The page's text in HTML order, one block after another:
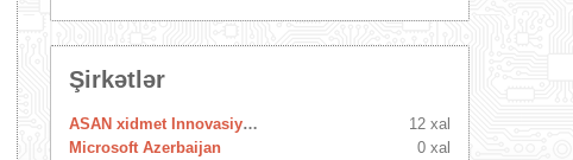
Şirkətlər
ASAN xidmet Innovasiya Mərkəzi
12 xal
Microsoft Azerbaijan
0 xal